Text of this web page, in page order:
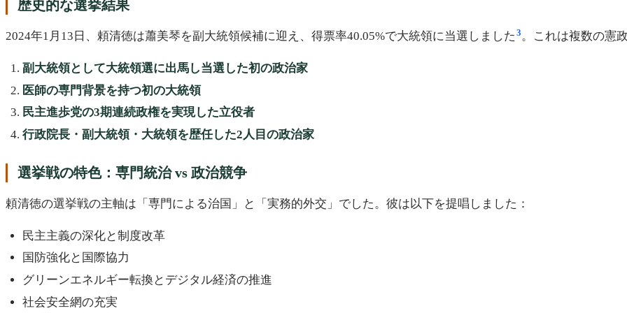
歴史的な選挙結果
2024年1月13日、頼清徳は蕭美琴を副大統領候補に迎え、得票率40.05%で大統領に当選しました 3。これは複数の憲
副大統領として大統領選に出馬し当選した初の政治家
医師の専門背景を持つ初の大統領
民主進歩党の3期連続政権を実現した立役者
行政院長・副大統領・大統領を歴任した2人目の政治家
選挙戦の特色：専門統治 vs 政治競争
頼清徳の選挙戦の主軸は「専門による治国」と「実務的外交」でした。彼は以下を提唱しました：
民主主義の深化と制度改革
国防強化と国際協力
グリーンエネルギー転換とデジタル経済の推進
社会安全網の充実